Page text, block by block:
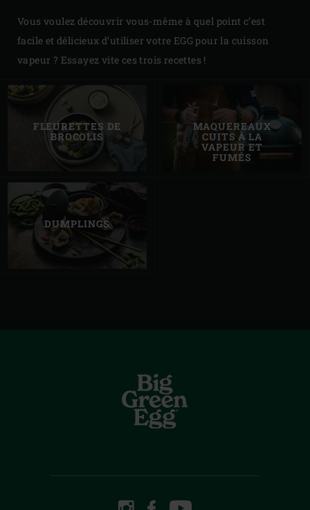
Vous voulez découvrir vous-même à quel point c’est
facile et délicieux d’utiliser votre EGG pour la cuisson
vapeur ? Essayez vite ces trois recettes !
FLEURETTES DE
BROCOLIS
MAQUEREAUX
CUITS À LA
VAPEUR ET
FUMÉS
DUMPLINGS
INSTAGRAM
FACEBOOKYOUTUBE